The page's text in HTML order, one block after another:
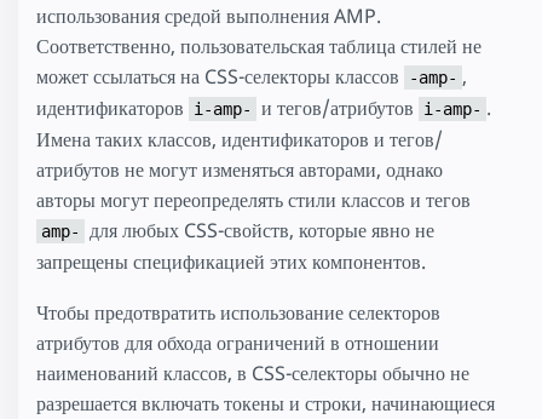
использования средой выполнения AMP.
Соответственно, пользовательская таблица стилей не
может ссылаться на CSS-селекторы классов
-amp- ,
идентификаторов
i-amp- и тегов/атрибутов i-amp- .
Имена таких классов, идентификаторов и тегов/
атрибутов не могут изменяться авторами, однако
авторы могут переопределять стили классов и тегов
amp-
для любых CSS-свойств, которые явно не
запрещены спецификацией этих компонентов.
Чтобы предотвратить использование селекторов
атрибутов для обхода ограничений в отношении
наименований классов, в CSS-селекторы обычно не
разрешается включать токены и строки, начинающиеся